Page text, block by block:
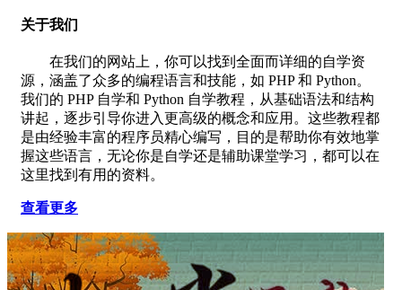
关于我们
在我们的网站上，你可以找到全面而详细的自学资
源，涵盖了众多的编程语言和技能，如 PHP 和 Python。
我们的 PHP 自学和 Python 自学教程，从基础语法和结构
讲起，逐步引导你进入更高级的概念和应用。这些教程都
是由经验丰富的程序员精心编写，目的是帮助你有效地掌
握这些语言，无论你是自学还是辅助课堂学习，都可以在
这里找到有用的资料。
查看更多